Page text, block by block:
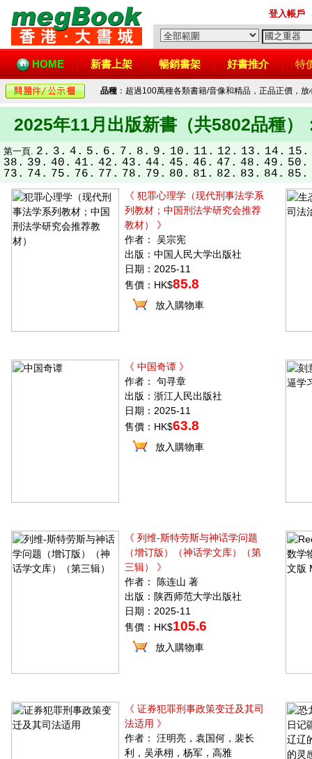
登入帳戶
HOME 新書上架 暢銷書架 好書推介 特
品種 ：超過100萬種各類書籍/音像和精品，正品正價，
2025年11月出版新書（共5802品種）
第一頁. 2. 3. 4. 5. 6. 7. 8. 9. 10. 11. 12. 13. 14. 15.
38. 39. 40. 41. 42. 43. 44. 45. 46. 47. 48. 49. 50.
73. 74. 75. 76. 77. 78. 79. 80. 81. 82. 83. 84. 85.
《 犯罪心理学（现代刑事法学系
列教材；中国刑法学研究会推荐
教材） 》
作者： 吴宗宪
出版：中国人民大学出版社
日期：2025-11
售價：HK$85.8
放入購物車
《 中国奇谭 》
作者： 句寻章
出版：浙江人民出版社
日期：2025-11
售價：HK$63.8
放入購物車
《 列维-斯特劳斯与神话学问题
（增订版）（神话学文库）（第
三辑） 》
作者： 陈连山 著
出版：陕西师范大学出版社
日期：2025-11
售價：HK$105.6
放入購物車
《 证券犯罪刑事政策变迁及其司
法适用 》
作者： 汪明亮，袁国何，裴长
利，吴承栩，杨军，高雅